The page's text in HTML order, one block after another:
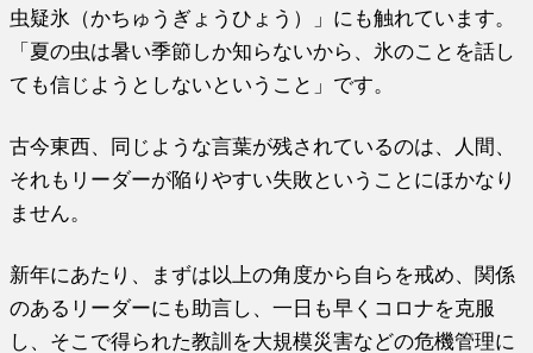
虫疑氷（かちゅうぎょうひょう）」にも触れています。
「夏の虫は暑い季節しか知らないから、氷のことを話し
ても信じようとしないということ」です。
古今東西、同じような言葉が残されているのは、人間、
それもリーダーが陥りやすい失敗ということにほかなり
ません。
新年にあたり、まずは以上の角度から自らを戒め、関係
のあるリーダーにも助言し、一日も早くコロナを克服
し、そこで得られた教訓を大規模災害などの危機管理に